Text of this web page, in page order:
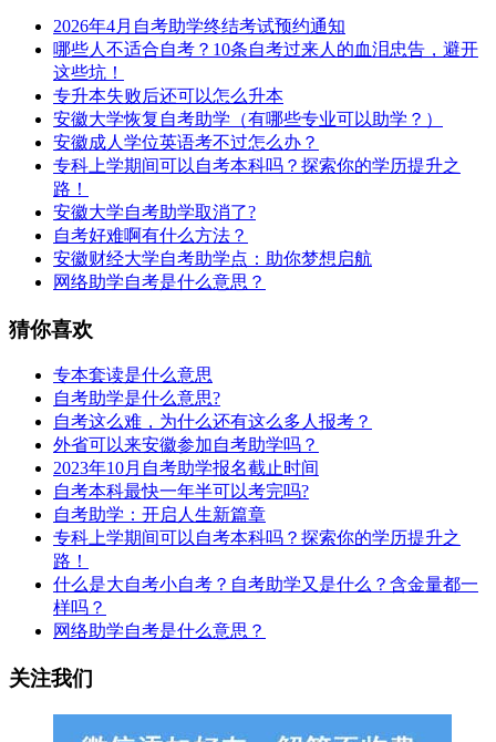
2026年4月自考助学终结考试预约通知
哪些人不适合自考？10条自考过来人的血泪忠告，避开
这些坑！
专升本失败后还可以怎么升本
安徽大学恢复自考助学（有哪些专业可以助学？）
安徽成人学位英语考不过怎么办？
专科上学期间可以自考本科吗？探索你的学历提升之
路！
安徽大学自考助学取消了?
自考好难啊有什么方法？
安徽财经大学自考助学点：助你梦想启航
网络助学自考是什么意思？
猜你喜欢
专本套读是什么意思
自考助学是什么意思?
自考这么难，为什么还有这么多人报考？
外省可以来安徽参加自考助学吗？
2023年10月自考助学报名截止时间
自考本科最快一年半可以考完吗?
自考助学：开启人生新篇章
专科上学期间可以自考本科吗？探索你的学历提升之
路！
什么是大自考小自考？自考助学又是什么？含金量都一
样吗？
网络助学自考是什么意思？
关注我们